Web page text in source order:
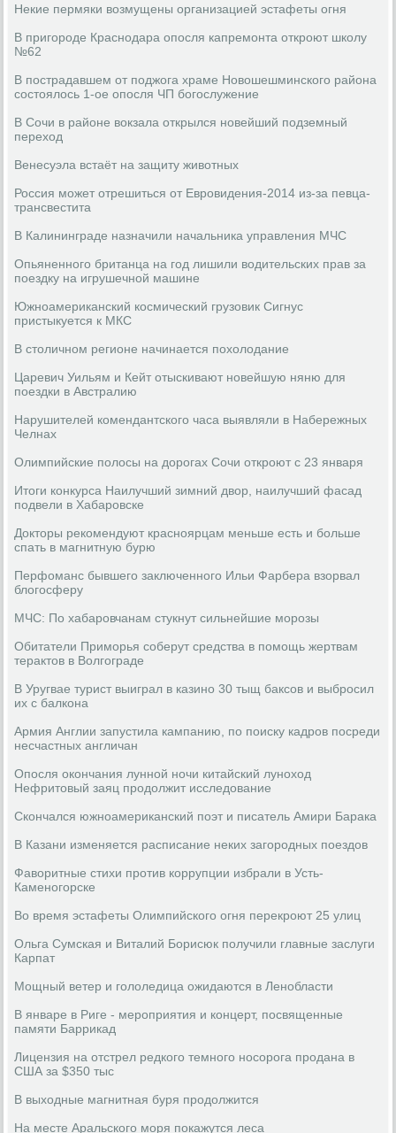
Некие пермяки возмущены организацией эстафеты огня
В пригороде Краснодара опосля капремонта откроют школу
№62
В пострадавшем от поджога храме Новошешминского района
состоялось 1-ое опосля ЧП богослужение
В Сочи в районе вокзала открылся новейший подземный
переход
Венесуэла встаёт на защиту животных
Россия может отрешиться от Евровидения-2014 из-за певца-
трансвестита
В Калининграде назначили начальника управления МЧС
Опьяненного британца на год лишили водительских прав за
поездку на игрушечной машине
Южноамериканский космический грузовик Сигнус
пристыкуется к МКС
В столичном регионе начинается похолодание
Царевич Уильям и Кейт отыскивают новейшую няню для
поездки в Австралию
Нарушителей комендантского часа выявляли в Набережных
Челнах
Олимпийские полосы на дорогах Сочи откроют с 23 января
Итоги конкурса Наилучший зимний двор, наилучший фасад
подвели в Хабаровске
Докторы рекомендуют красноярцам меньше есть и больше
спать в магнитную бурю
Перфоманс бывшего заключенного Ильи Фарбера взорвал
блогосферу
МЧС: По хабаровчанам стукнут сильнейшие морозы
Обитатели Приморья соберут средства в помощь жертвам
терактов в Волгограде
В Уругвае турист выиграл в казино 30 тыщ баксов и выбросил
их с балкона
Армия Англии запустила кампанию, по поиску кадров посреди
несчастных англичан
Опосля окончания лунной ночи китайский луноход
Нефритовый заяц продолжит исследование
Скончался южноамериканский поэт и писатель Амири Барака
В Казани изменяется расписание неких загородных поездов
Фаворитные стихи против коррупции избрали в Усть-
Каменогорске
Во время эстафеты Олимпийского огня перекроют 25 улиц
Ольга Сумская и Виталий Борисюк получили главные заслуги
Карпат
Мощный ветер и гололедица ожидаются в Ленобласти
В январе в Риге - мероприятия и концерт, посвященные
памяти Баррикад
Лицензия на отстрел редкого темного носорога продана в
США за $350 тыс
В выходные магнитная буря продолжится
На месте Аральского моря покажутся леса